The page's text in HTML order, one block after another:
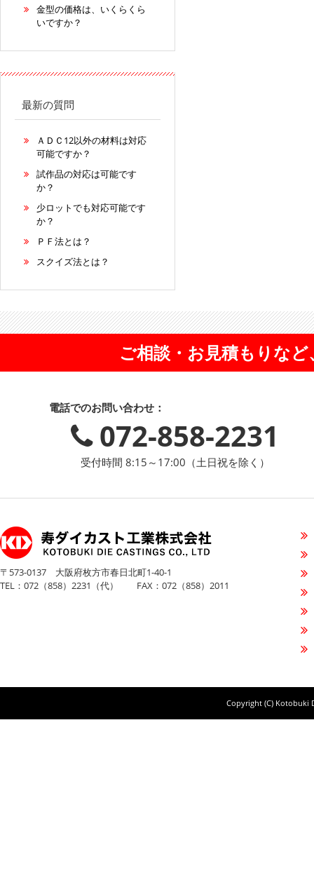
金型の価格は、いくらくら
いですか？
最新の質問
ＡＤＣ12以外の材料は対応
可能ですか？
試作品の対応は可能です
か？
少ロットでも対応可能です
か？
ＰＦ法とは？
スクイズ法とは？
ご相談・お見積もりな
電話でのお問い合わせ：
072-858-2231
受付時間 8:15～17:00（土日祝を除く）
〒573-0137 大阪府枚方市春日北町1-40-1
TEL：072（858）2231（代） FAX：072（858）2011
Copyright (C) Kotobuki